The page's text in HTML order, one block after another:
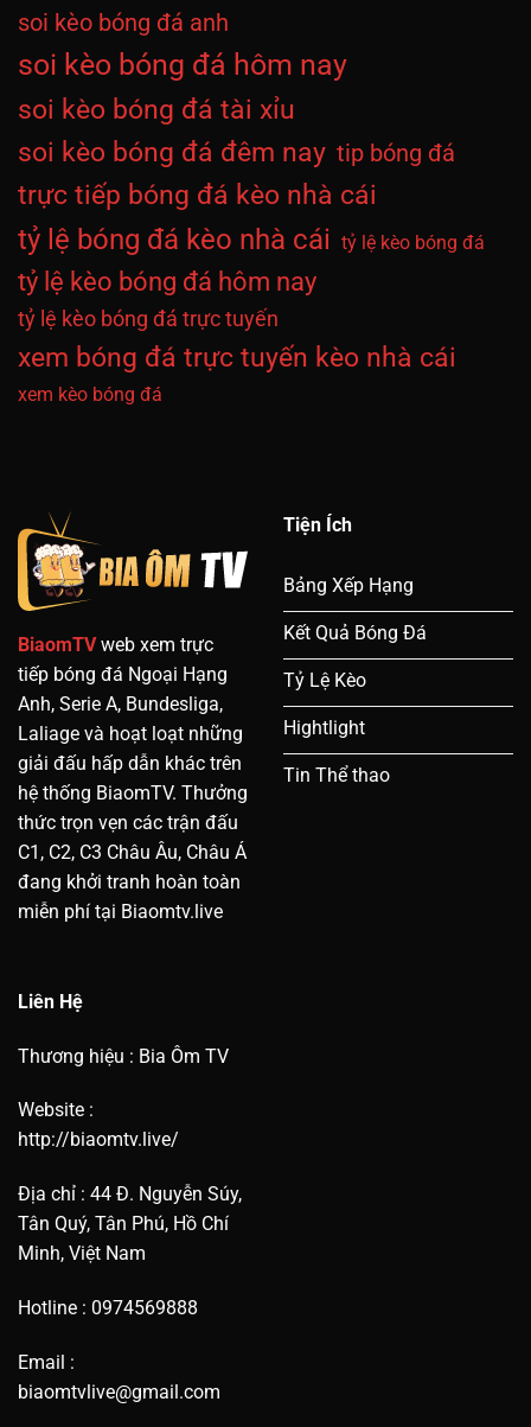
soi kèo bóng đá anh
soi kèo bóng đá hôm nay
soi kèo bóng đá tài xỉu
soi kèo bóng đá đêm nay tip bóng đá
trực tiếp bóng đá kèo nhà cái
tỷ lệ bóng đá kèo nhà cái tỷ lệ kèo bóng đá
tỷ lệ kèo bóng đá hôm nay
tỷ lệ kèo bóng đá trực tuyến
xem bóng đá trực tuyến kèo nhà cái
xem kèo bóng đá
BiaomTVweb xem trực
tiếp bóng đá Ngoại Hạng
Anh, Serie A, Bundesliga,
Laliage và hoạt loạt những
giải đấu hấp dẫn khác trên
hệ thống BiaomTV. Thưởng
thức trọn vẹn các trận đấu
C1, C2, C3 Châu Âu, Châu Á
đang khởi tranh hoàn toàn
miễn phí tại Biaomtv.live
Tiện Ích
Bảng Xếp Hạng
Kết Quả Bóng Đá
Tỷ Lệ Kèo
Hightlight
Tin Thể thao
Liên Hệ
Thương hiệu : Bia Ôm TV
Website :
http://biaomtv.live/
Địa chỉ : 44 Đ. Nguyễn Súy,
Tân Quý, Tân Phú, Hồ Chí
Minh, Việt Nam
Hotline : 0974569888
Email :
biaomtvlive@gmail.com